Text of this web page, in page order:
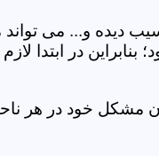
دیده و... می
بنابراین در
مشکل خود در هر